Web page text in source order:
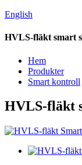
English
HVLS-fläkt smart
Hem
Produkter
Smart kontroll
HVLS-fläkt